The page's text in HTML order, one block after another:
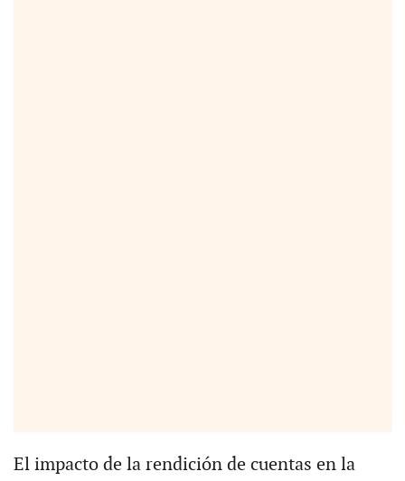
El impacto de la rendición de cuentas en la